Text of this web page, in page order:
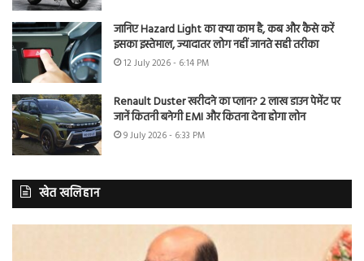
जानिए Hazard Light का क्या काम है, कब और कैसे करें
इसका इस्तेमाल, ज्यादातर लोग नहीं जानते सही तरीका
12 July 2026 - 6:14 PM
Renault Duster खरीदने का प्लान? 2 लाख डाउन पेमेंट पर
जानें कितनी बनेगी EMI और कितना देना होगा लोन
9 July 2026 - 6:33 PM
खेत खलिहान